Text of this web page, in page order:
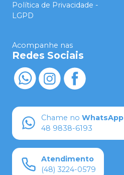
Política de Privacidade -
LGPD
Acompanhe nas
Redes Sociais
Chame no WhatsApp
48 9838-6193
Atendimento
(48) 3224-0579